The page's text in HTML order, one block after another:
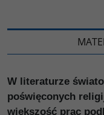
W literaturze
poświęconych
większość prac